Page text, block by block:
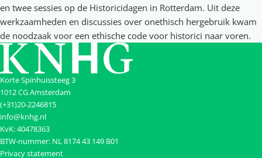
en twee sessies op de Historicidagen in Rotterdam. Uit deze
werkzaamheden en discussies over onethisch hergebruik kwam
de noodzaak voor een ethische code voor historici naar voren.
Korte Spinhuissteeg 3
1012 CG Amsterdam
(+31)20-2246815
info@knhg.nl
KvK: 40478363
BTW-nummer: NL 8174 43 149 B01
Privacy statement